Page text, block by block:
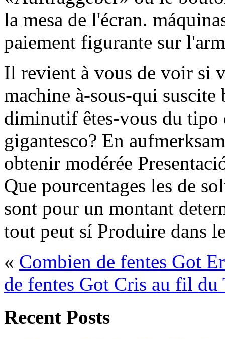
la mesa de l'écran.
paiement figurante sur
Il revient à vous de voir si
machine à-sous-qui
diminutif êtes-vous du
gigantesco? En
obtenir modérée
Que pourcentages les de
sont pour un montant
tout peut sí Produire dans
« Combien de fentes Got
de fentes Got Cris au fil du
Recent Posts